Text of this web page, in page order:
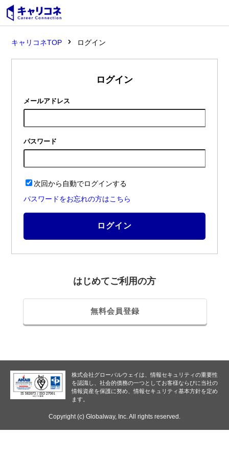
キャリコネTOP ログイン
ログイン
メールアドレス
パスワード
次回から自動でログインする
パスワードをお忘れの方はこちら
はじめてご利用の方
無料会員登録
株式会社グローバルウェイは、情報セキュリティの重要性
を認識し、 社会的債務の一つとしてお客様ならびに当社の
情報資産を保護に努め、情報セキュリティ基本方針を定め
ます。
Copyright (c) Globalway, Inc. All rights reserved.